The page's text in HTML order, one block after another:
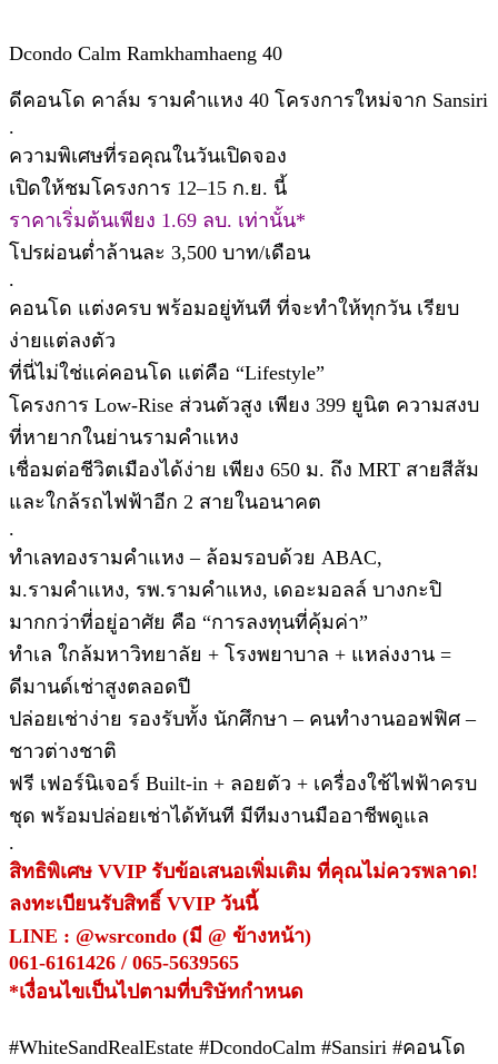
Dcondo Calm Ramkhamhaeng 40
ดีคอนโด คาล์ม รามคำแหง 40 โครงการใหม่จาก Sansiri
.
ความพิเศษที่รอคุณในวันเปิดจอง
เปิดให้ชมโครงการ 12–15 ก.ย. นี้
ราคาเริ่มต้นเพียง 1.69 ลบ. เท่านั้น*
โปรผ่อนต่ำล้านละ 3,500 บาท/เดือน
.
คอนโด แต่งครบ พร้อมอยู่ทันที ที่จะทำให้ทุกวัน เรียบ
ง่ายแต่ลงตัว
ที่นี่ไม่ใช่แค่คอนโด แต่คือ “Lifestyle”
โครงการ Low-Rise ส่วนตัวสูง เพียง 399 ยูนิต ความสงบ
ที่หายากในย่านรามคำแหง
เชื่อมต่อชีวิตเมืองได้ง่าย เพียง 650 ม. ถึง MRT สายสีส้ม
และใกล้รถไฟฟ้าอีก 2 สายในอนาคต
.
ทำเลทองรามคำแหง – ล้อมรอบด้วย ABAC,
ม.รามคำแหง, รพ.รามคำแหง, เดอะมอลล์ บางกะปิ
มากกว่าที่อยู่อาศัย คือ “การลงทุนที่คุ้มค่า”
ทำเล ใกล้มหาวิทยาลัย + โรงพยาบาล + แหล่งงาน =
ดีมานด์เช่าสูงตลอดปี
ปล่อยเช่าง่าย รองรับทั้ง นักศึกษา – คนทำงานออฟฟิศ –
ชาวต่างชาติ
ฟรี เฟอร์นิเจอร์ Built-in + ลอยตัว + เครื่องใช้ไฟฟ้าครบ
ชุด พร้อมปล่อยเช่าได้ทันที มีทีมงานมืออาชีพดูแล
.
สิทธิพิเศษ VVIP รับข้อเสนอเพิ่มเติม ที่คุณไม่ควรพลาด!
ลงทะเบียนรับสิทธิ์ VVIP วันนี้
LINE : @wsrcondo (มี @ ข้างหน้า)
061-6161426 / 065-5639565
*เงื่อนไขเป็นไปตามที่บริษัทกำหนด
#WhiteSandRealEstate #DcondoCalm #Sansiri #คอนโด